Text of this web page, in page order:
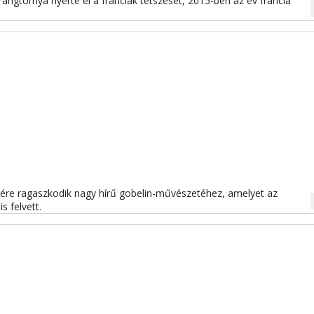
ragaszkodik nagy hírű gobelin-művészetéhez, amelyet az
felvett.